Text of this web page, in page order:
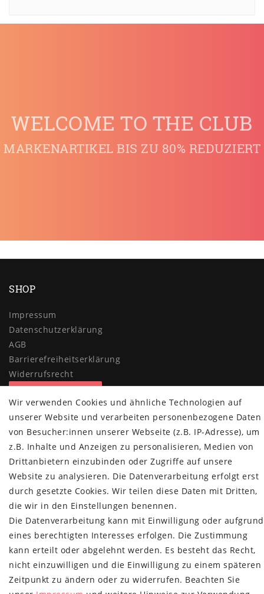
WELCOME TO THE CLUB
MARKENARTIKEL BIS ZU 80% REDUZIERT
SHOP
Impressum
Daten­schutz­erklärung
AGB
Barrierefreiheitserklärung
Widerrufs­recht
MYPOPUPCLUB
Versand- und Zahlungsbedingungen
NEWSLETTER
Hiermit bestätige ich, dass ich dieDaten­schutz­erklärunggelesen habe.
Wir verwenden Cookies und ähnliche Technologien auf
unserer Website und verarbeiten personenbezogene Daten
von Besucher:innen unserer Webseite (z.B. IP-Adresse), um
z.B. Inhalte und Anzeigen zu personalisieren, Medien von
Drittanbietern einzubinden oder Zugriffe auf unsere
Website zu analysieren. Die Datenverarbeitung erfolgt erst
durch gesetzte Cookies. Wir teilen diese Daten mit Dritten,
die wir in den Einstellungen benennen.
Die Datenverarbeitung kann mit Einwilligung oder aufgrund
eines berechtigten Interesses erfolgen. Die Zustimmung
kann erteilt oder abgelehnt werden. Es besteht das Recht,
nicht einzuwilligen und die Einwilligung zu einem späteren
Zeitpunkt zu ändern oder zu widerrufen. Beachten Sie